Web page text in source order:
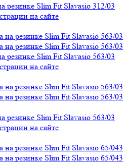
Slim Fit Slavasio 312/03
на сайте
Slim Fit Slavasio 563/03
на сайте
Slim Fit Slavasio 563/03
на сайте